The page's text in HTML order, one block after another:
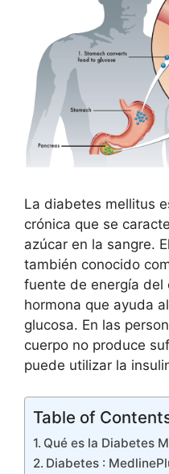
La diabetes mellitus
crónica que se
azúcar en la sangre.
también conocido
fuente de energía del
hormona que ayuda
glucosa. En las
cuerpo no produce
puede utilizar la
Table of
Qué es la Diabetes
Diabetes :